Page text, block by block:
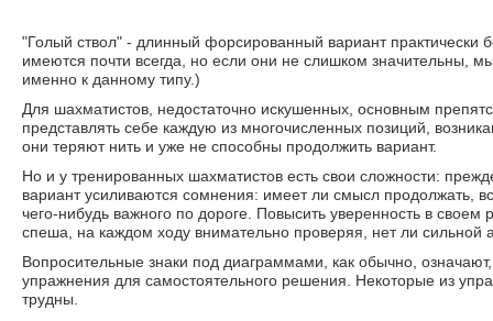
"Голый ствол" - длинный форсированный вариант практически
имеются почти всегда, но если они не слишком значительны,
именно к данному типу.)
Для шахматистов, недостаточно искушенных, основным
представлять себе каждую из многочисленных позиций,
они теряют нить и уже не способны продолжить вариант.
Но и у тренированных шахматистов есть свои сложности:
вариант усиливаются сомнения: имеет ли смысл продолжать,
чего-нибудь важного по дороге. Повысить уверенность в своем
спеша, на каждом ходу внимательно проверяя, нет ли сильной
Вопросительные знаки под диаграммами, как обычно,
упражнения для самостоятельного решения. Некоторые из
трудны.